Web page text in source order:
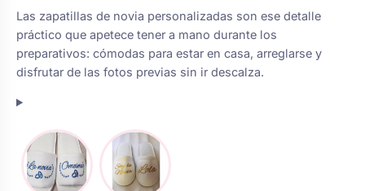
novia y zapatillas
personalizadas
de bodaBatas de comunión personalizadas
para niña
Las zapatillas de novia personalizadas son ese detalle
práctico que apetece tener a mano durante los
preparativos: cómodas para estar en casa, arreglarse y
disfrutar de las fotos previas sin ir descalza.